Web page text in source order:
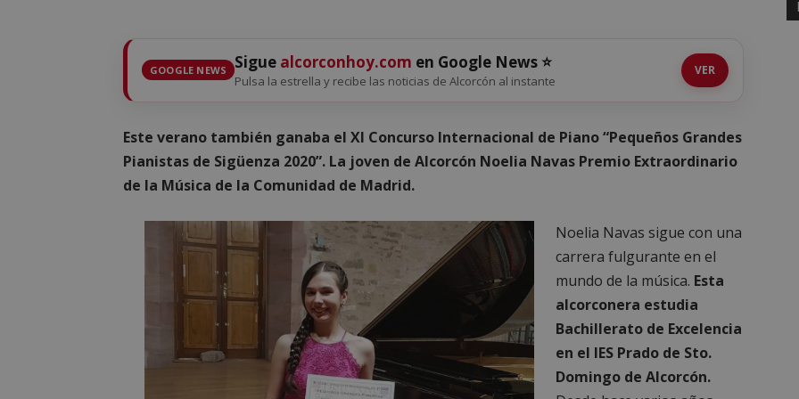
GOOGLE NEWS Sigue alcorconhoy.com en Google News ⭐
Pulsa la estrella y recibe las noticias de Alcorcón al instante
VER
Este verano también ganaba el XI Concurso Internacional de Piano “Pequeños Grandes
Pianistas de Sigüenza 2020”. La joven de Alcorcón Noelia Navas Premio Extraordinario
de la Música de la Comunidad de Madrid.
Noelia Navas sigue con una
carrera fulgurante en el
mundo de la música. Esta
alcorconera estudia
Bachillerato de Excelencia
en el IES Prado de Sto.
Domingo de Alcorcón.